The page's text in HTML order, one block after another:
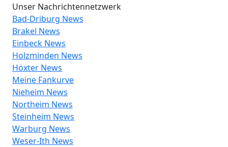
Unser Nachrichtennetzwerk
Bad-Driburg News
Brakel News
Einbeck News
Holzminden News
Höxter News
Meine Fankurve
Nieheim News
Northeim News
Steinheim News
Warburg News
Weser-Ith News